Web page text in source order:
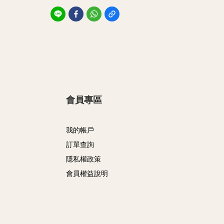
會員專區
我的帳戶
訂單查詢
隱私權政策
會員權益說明